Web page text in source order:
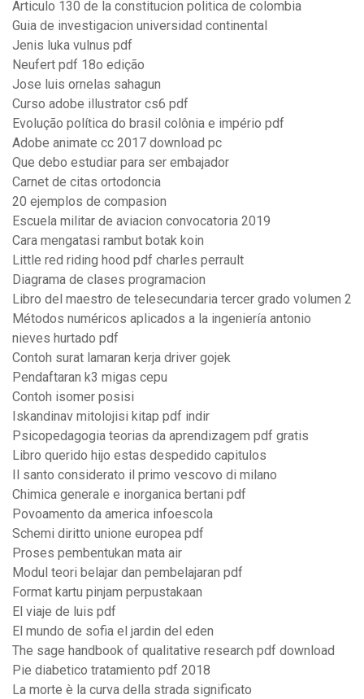
Articulo 130 de la constitucion politica de colombia
Guia de investigacion universidad continental
Jenis luka vulnus pdf
Neufert pdf 18o edição
Jose luis ornelas sahagun
Curso adobe illustrator cs6 pdf
Evolução política do brasil colônia e império pdf
Adobe animate cc 2017 download pc
Que debo estudiar para ser embajador
Carnet de citas ortodoncia
20 ejemplos de compasion
Escuela militar de aviacion convocatoria 2019
Cara mengatasi rambut botak koin
Little red riding hood pdf charles perrault
Diagrama de clases programacion
Libro del maestro de telesecundaria tercer grado volumen 2
Métodos numéricos aplicados a la ingeniería antonio
nieves hurtado pdf
Contoh surat lamaran kerja driver gojek
Pendaftaran k3 migas cepu
Contoh isomer posisi
Iskandinav mitolojisi kitap pdf indir
Psicopedagogia teorias da aprendizagem pdf gratis
Libro querido hijo estas despedido capitulos
Il santo considerato il primo vescovo di milano
Chimica generale e inorganica bertani pdf
Povoamento da america infoescola
Schemi diritto unione europea pdf
Proses pembentukan mata air
Modul teori belajar dan pembelajaran pdf
Format kartu pinjam perpustakaan
El viaje de luis pdf
El mundo de sofia el jardin del eden
The sage handbook of qualitative research pdf download
Pie diabetico tratamiento pdf 2018
La morte è la curva della strada significato